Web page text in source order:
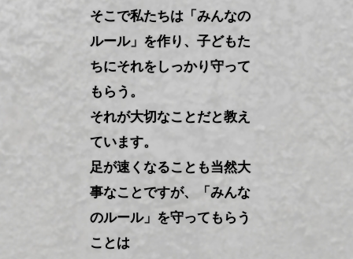
そこで私たちは「みんなの
ルール」を作り、子どもた
ちにそれをしっかり守って
もらう。
それが大切なことだと教え
ています。
足が速くなることも当然大
事なことですが、「みんな
のルール」を守ってもらう
ことは